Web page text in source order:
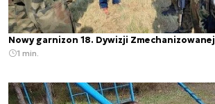
Nowy garnizon 18. Dywizji Zmechanizowanej
1 min.